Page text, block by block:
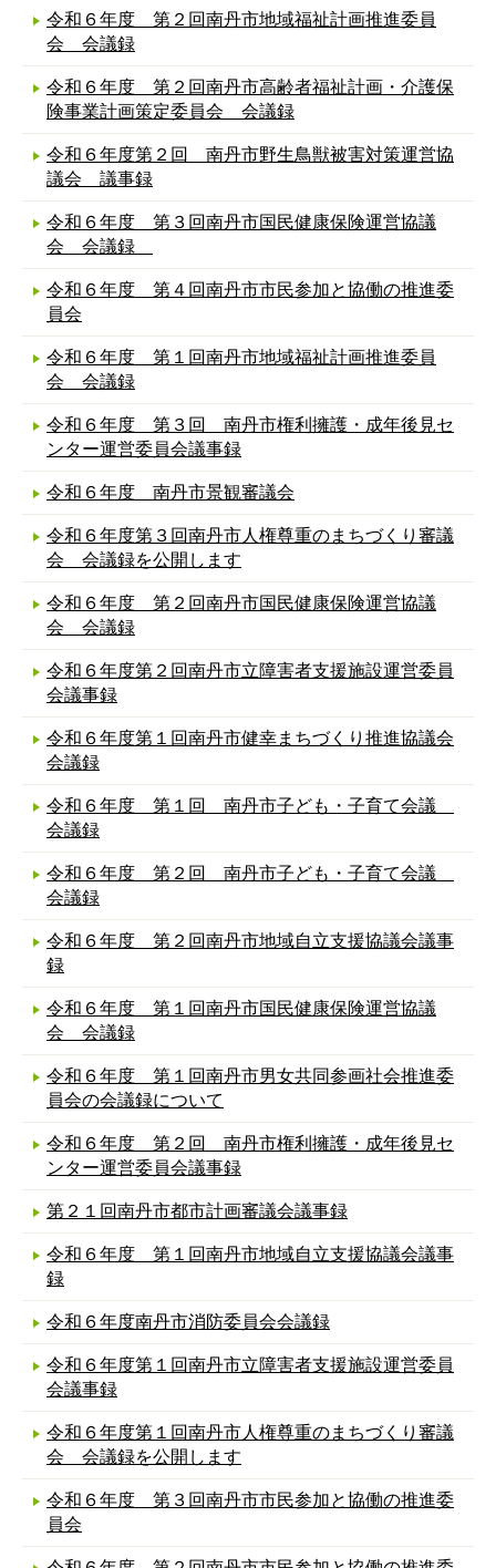
令和６年度 第２回南丹市地域福祉計画推進委員
会 会議録
令和６年度 第２回南丹市高齢者福祉計画・介護保
険事業計画策定委員会 会議録
令和６年度第２回 南丹市野生鳥獣被害対策運営協
議会 議事録
令和６年度 第３回南丹市国民健康保険運営協議
会 会議録
令和６年度 第４回南丹市市民参加と協働の推進委
員会
令和６年度 第１回南丹市地域福祉計画推進委員
会 会議録
令和６年度 第３回 南丹市権利擁護・成年後見セ
ンター運営委員会議事録
令和６年度 南丹市景観審議会
令和６年度第３回南丹市人権尊重のまちづくり審議
会 会議録を公開します
令和６年度 第２回南丹市国民健康保険運営協議
会 会議録
令和６年度第２回南丹市立障害者支援施設運営委員
会議事録
令和６年度第１回南丹市健幸まちづくり推進協議会
会議録
令和６年度 第１回 南丹市子ども・子育て会議
会議録
令和６年度 第２回 南丹市子ども・子育て会議
会議録
令和６年度 第２回南丹市地域自立支援協議会議事
録
令和６年度 第１回南丹市国民健康保険運営協議
会 会議録
令和６年度 第１回南丹市男女共同参画社会推進委
員会の会議録について
令和６年度 第２回 南丹市権利擁護・成年後見セ
ンター運営委員会議事録
第２１回南丹市都市計画審議会議事録
令和６年度 第１回南丹市地域自立支援協議会議事
録
令和６年度南丹市消防委員会会議録
令和６年度第１回南丹市立障害者支援施設運営委員
会議事録
令和６年度第１回南丹市人権尊重のまちづくり審議
会 会議録を公開します
令和６年度 第３回南丹市市民参加と協働の推進委
員会